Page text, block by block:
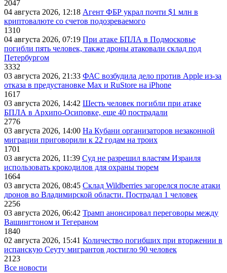
2047
04 августа 2026, 12:18 Агент ФБР украл почти $1 млн в
криптовалюте со счетов подозреваемого
1310
04 августа 2026, 07:19 При атаке БПЛА в Подмосковье
погибли пять человек, также дроны атаковали склад под
Петербургом
3332
03 августа 2026, 21:33 ФАС возбудила дело против Apple из-за
отказа в предустановке Max и RuStore на iPhone
1617
03 августа 2026, 14:42 Шесть человек погибли при атаке
БПЛА в Архипо-Осиповке, еще 40 пострадали
2776
03 августа 2026, 14:00 На Кубани организаторов незаконной
миграции приговорили к 22 годам на троих
1701
03 августа 2026, 11:39 Суд не разрешил властям Израиля
использовать крокодилов для охраны тюрем
1664
03 августа 2026, 08:45 Склад Wildberries загорелся после атаки
дронов во Владимирской области. Пострадал 1 человек
2256
03 августа 2026, 06:42 Трамп анонсировал переговоры между
Вашингтоном и Тегераном
1840
02 августа 2026, 15:41 Количество погибших при вторжении в
испанскую Сеуту мигрантов достигло 90 человек
2123
Все новости